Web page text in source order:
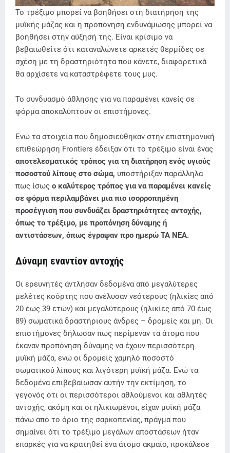
Το τρέξιμο μπορεί να βοηθήσει στη διατήρηση της
μυϊκής μάζας και η προπόνηση ενδυνάμωσης μπορεί να
βοηθήσει στην αύξησή της. Είναι κρίσιμο να
βεβαιωθείτε ότι καταναλώνετε αρκετές θερμίδες σε
σχέση με τη δραστηριότητα που κάνετε, διαφορετικά
θα αρχίσετε να καταστρέφετε τους μυς.
Το συνδυασμό άθλησης για να παραμένει κανείς σε
φόρμα αποκαλύπτουν οι επιστήμονες.
Ενώ τα στοιχεία που δημοσιεύθηκαν στην επιστημονική
επιθεώρηση Frontiers έδειξαν ότι το τρέξιμο είναι ένας
αποτελεσματικός τρόπος για τη διατήρηση ενός υγιούς
ποσοστού λίπους στο σώμα, υποστήριξαν παράλληλα
πως ίσως ο καλύτερος τρόπος για να παραμένει κανείς
σε φόρμα περιλαμβάνει μια πιο ισορροπημένη
προσέγγιση που συνδυάζει δραστηριότητες αντοχής,
όπως το τρέξιμο, με προπόνηση δύναμης ή
αντιστάσεων, όπως έγραψαν προ ημερώ ΤΑ ΝΕΑ.
Δύναμη εναντίον αντοχής
Οι ερευνητές άντλησαν δεδομένα από μεγαλύτερες
μελέτες κοόρτης που ανέλυσαν νεότερους (ηλικίες από
20 έως 39 ετών) και μεγαλύτερους (ηλικίες από 70 έως
89) σωματικά δραστήριους άνδρες – δρομείς και μη. Οι
επιστήμονες δήλωσαν πως περίμεναν τα άτομα που
έκαναν προπόνηση δύναμης να έχουν περισσότερη
μυϊκή μάζα, ενώ οι δρομείς χαμηλό ποσοστό
σωματικού λίπους και λιγότερη μυϊκή μάζα. Ενώ τα
δεδομένα επιβεβαίωσαν αυτήν την εκτίμηση, το
γεγονός ότι οι περισσότεροι αθλούμενοι και αθλητές
αντοχής, ακόμη και οι ηλικιωμένοι, είχαν μυϊκή μάζα
πάνω από το όριο της σαρκοπενίας, πράγμα που
σημαίνει ότι το τρέξιμο μεγάλων αποστάσεων ήταν
επαρκές για να κρατηθεί ένα άτομο ακμαίο, προκάλεσε